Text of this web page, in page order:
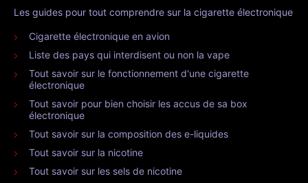
Les guides pour tout comprendre sur la cigarette électronique
Cigarette électronique en avion
Liste des pays qui interdisent ou non la vape
Tout savoir sur le fonctionnement d'une cigarette
électronique
Tout savoir pour bien choisir les accus de sa box
électronique
Tout savoir sur la composition des e-liquides
Tout savoir sur la nicotine
Tout savoir sur les sels de nicotine